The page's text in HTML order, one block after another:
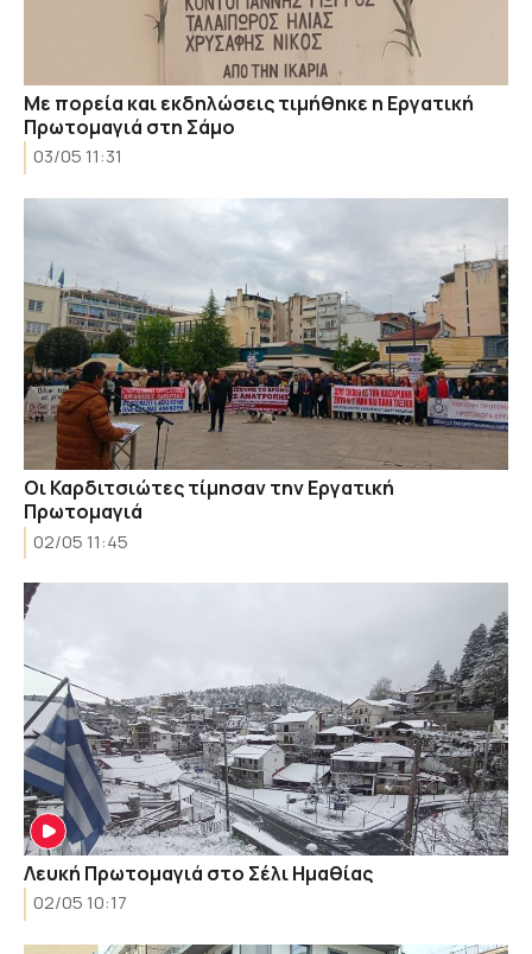
Με πορεία και εκδηλώσεις τιμήθηκε η Εργατική
Πρωτομαγιά στη Σάμο
03/05 11:31
Οι Καρδιτσιώτες τίμησαν την Εργατική
Πρωτομαγιά
02/05 11:45
Λευκή Πρωτομαγιά στο Σέλι Ημαθίας
02/05 10:17